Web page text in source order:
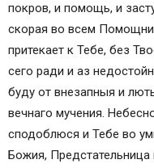
покров, и помощь, и
скорая во всем
притекает к Тебе, без
сего ради и аз
буду от внезапныя и
вечнаго мучения.
сподоблюся и Тебе во
Божия, Предстательница